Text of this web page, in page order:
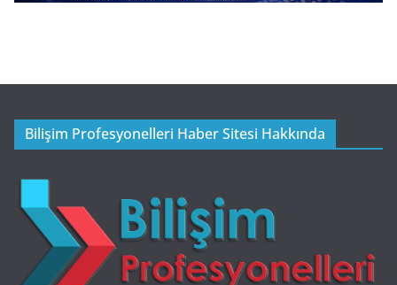
Bilişim Profesyonelleri Haber Sitesi Hakkında